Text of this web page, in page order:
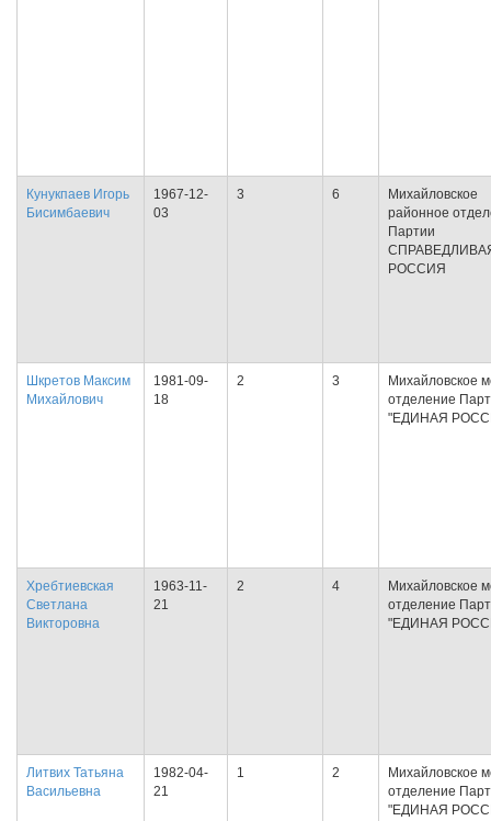
Кунукпаев Игорь
Бисимбаевич
1967-12-
03
3 6
Михайловское
районное
Партии
РОССИЯ
Шкретов Максим
Михайлович
1981-09-
18
2 3
Михайловское
отделение
"ЕДИНАЯ
Хребтиевская
Светлана
Викторовна
1963-11-
21
2 4
Михайловское
отделение
"ЕДИНАЯ
Литвих Татьяна
Васильевна
1982-04-
21
1 2
Михайловское
отделение
"ЕДИНАЯ